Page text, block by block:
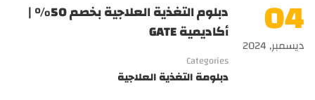
04
ديسمبر, 2024
دبلوم التغذية العلاجية بخصم 50% |
أكاديمية GATE
Categories
دبلومة التغذية العلاجية